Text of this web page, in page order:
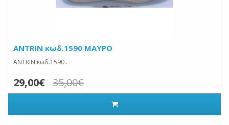
ANTRIN κωδ.1590 ΜΑΥΡΟ
ANTRIN κωδ.1590..
29,00€ 35,00€